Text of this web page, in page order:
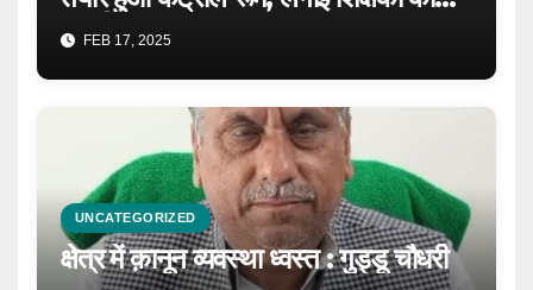
ड्यूटीFEB 17, 2025
UNCATEGORIZED
क्षेत्र में क़ानून व्यवस्था ध्वस्त : गुड्डू चौधरी